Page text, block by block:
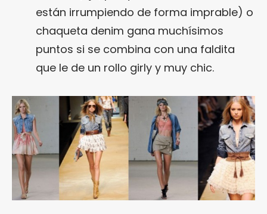
están irrumpiendo de forma imprable) o
chaqueta denim gana muchísimos
puntos si se combina con una faldita
que le de un rollo girly y muy chic.